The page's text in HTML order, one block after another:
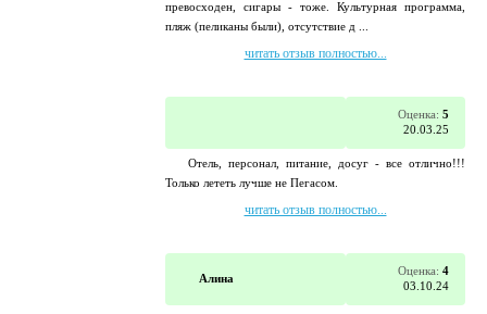
превосходен, сигары - тоже. Культурная программа,
пляж (пеликаны были), отсутствие д ...
читать отзыв полностью...
Оценка: 5
20.03.25
Отель, персонал, питание, досуг - все отлично!!!
Только лететь лучше не Пегасом.
читать отзыв полностью...
Алина
Оценка: 4
03.10.24